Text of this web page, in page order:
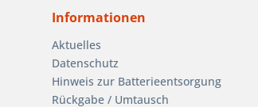
Informationen
Aktuelles
Datenschutz
Hinweis zur Batterieentsorgung
Rückgabe / Umtausch